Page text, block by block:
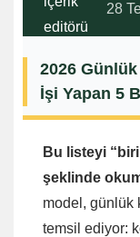
28
2026 Günlük
İşi Yapan 5
Bu listeyi
şeklinde
model, günlük
temsil ediyor: